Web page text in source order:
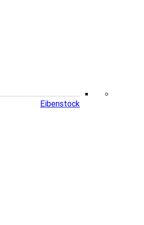
Eibenstock